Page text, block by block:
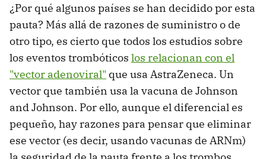
¿Por qué algunos países se han decidido por esta
pauta? Más allá de razones de suministro o de
otro tipo, es cierto que todos los estudios sobre
los eventos trombóticos los relacionan con el
"vector adenoviral" que usa AstraZeneca. Un
vector que también usa la vacuna de Johnson
and Johnson. Por ello, aunque el diferencial es
pequeño, hay razones para pensar que eliminar
ese vector (es decir, usando vacunas de ARNm)